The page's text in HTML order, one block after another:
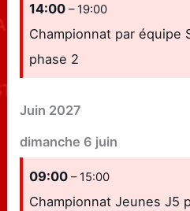
14:00– 19:00
Championnat par équipe
phase 2
Juin 2027
dimanche 6 juin
09:00– 15:00
Championnat Jeunes J5